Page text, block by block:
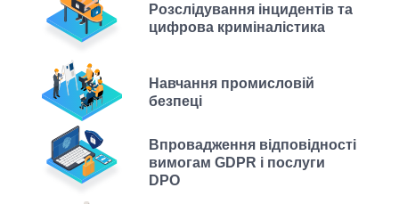
Розслідування інцидентів та
цифрова криміналістика
Навчання промисловій
безпеці
Впровадження відповідності
вимогам GDPR і послуги
DPO